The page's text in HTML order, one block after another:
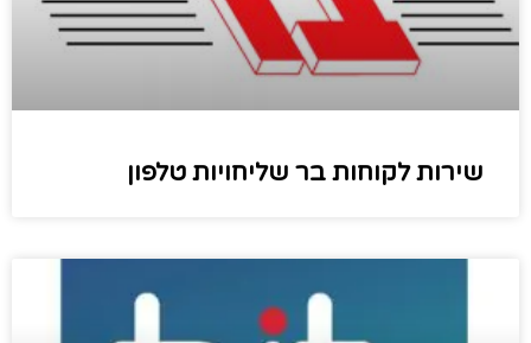
שירות לקוחות בר שליחויות טלפון